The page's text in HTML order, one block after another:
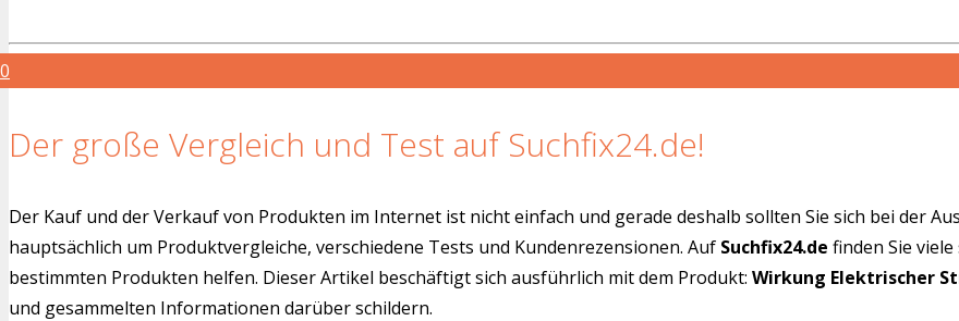
Der große Vergleich und Test auf Suchfix24.de!
Der Kauf und der Verkauf von Produkten im Internet ist nicht einfach und gerade deshalb sollten Sie sich bei der
hauptsächlich um Produktvergleiche, verschiedene Tests und Kundenrezensionen. Auf Suchfix24.de finden Sie
bestimmten Produkten helfen. Dieser Artikel beschäftigt sich ausführlich mit dem Produkt: Wirkung Elektrischer
und gesammelten Informationen darüber schildern.